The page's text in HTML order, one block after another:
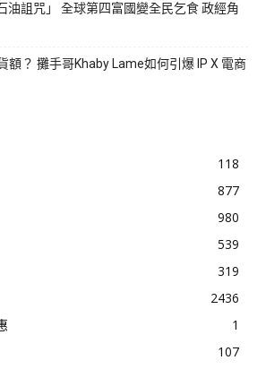
油詛咒」 全球第四富國變全民乞食 政經角
額？ 攤手哥Khaby Lame如何引爆 IP X 電商
118
877
980
539
319
2436
1
107